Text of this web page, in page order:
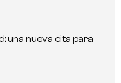
una nueva cita para